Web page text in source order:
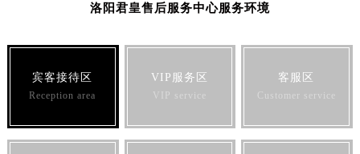
洛阳君皇售后服务中心服务环境
宾客接待区
Reception area
VIP服务区
VIP service
客服区
Customer service